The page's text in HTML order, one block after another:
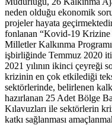
neden olduğu ekonomik
projeler hayata
fonlanan “Kovid-19 Krizine
Milletler Kalkınma
işbirliğinde Temmuz 2020
2021 yılının ikinci çeyreği
krizinin en çok etkilediği
sektörlerinde, belirlenen
hazırlanan 25 Adet Bölge
Kılavuzları ile sektörlerin
katkı sağlanması